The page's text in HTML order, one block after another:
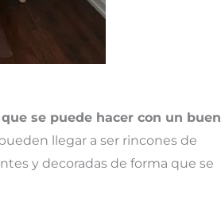
se puede hacer con un buen
llegar a ser rincones de
y decoradas de forma que se